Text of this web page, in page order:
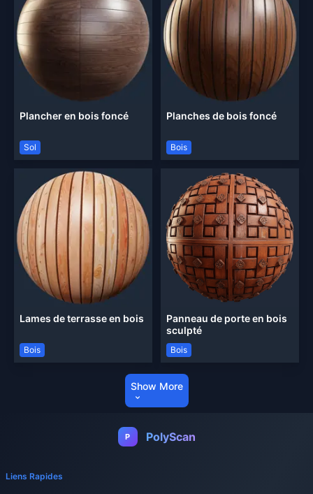
Plancher en bois foncé
Sol
Planches de bois foncé
Bois
Lames de terrasse en bois
Bois
Panneau de porte en bois
sculpté
Bois
Show More
P PolyScan
Liens Rapides